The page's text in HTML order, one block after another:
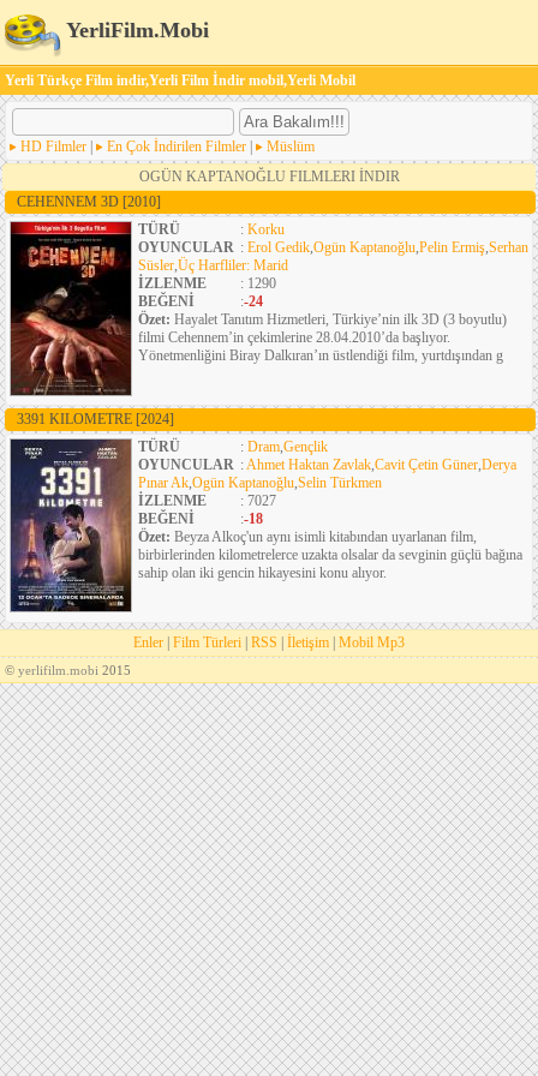
YerliFilm.Mobi
Yerli Türkçe Film indir,Yerli Film İndir mobil,Yerli Mobil
HD Filmler En Çok İndirilen Filmler
Müslüm
OGÜN KAPTANOĞLU FILMLERI İNDIR
CEHENNEM 3D [2010]
TÜRÜ
: Korku
OYUNCULAR : Erol Gedik,Ogün Kaptanoğlu,Pelin Ermiş,Serhan
Süsler,Üç Harfliler: Marid
İZLENME
: 1290
BEĞENİ
:-24
Özet: Hayalet Tanıtım Hizmetleri, Türkiye’nin ilk 3D (3 boyutlu)
filmi Cehennem’in çekimlerine 28.04.2010’da başlıyor.
Yönetmenliğini Biray Dalkıran’ın üstlendiği film, yurtdışından g
3391 KILOMETRE [2024]
TÜRÜ
: Dram,Gençlik
OYUNCULAR :Ahmet Haktan Zavlak,Cavit Çetin Güner,Derya
Pınar Ak,Ogün Kaptanoğlu,Selin Türkmen
İZLENME
: 7027
BEĞENİ
:-18
Özet: Beyza Alkoç'un aynı isimli kitabından uyarlanan film,
birbirlerinden kilometrelerce uzakta olsalar da sevginin güçlü bağına
sahip olan iki gencin hikayesini konu alıyor.
Enler Film Türleri RSS İletişim Mobil Mp3
© yerlifilm.mobi 2015